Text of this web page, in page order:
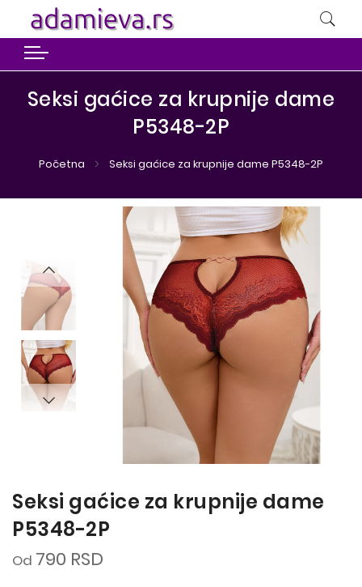
Seksi gaćice za krupnije dame
P5348-2P
Početna Seksi gaćice za krupnije dame P5348-2P
Seksi gaćice za krupnije dame
P5348-2P
Od 790 RSD